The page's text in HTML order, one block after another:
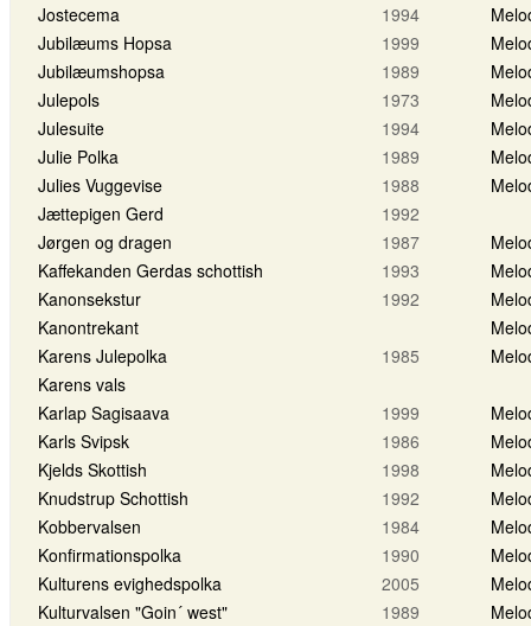
Jostecema
1994
Jubilæums Hopsa
1999
Jubilæumshopsa
1989
Julepols
1973
Julesuite
1994
Julie Polka
1989
Julies Vuggevise
1988
Jættepigen Gerd
1992
Jørgen og dragen
1987
Kaffekanden Gerdas schottish
1993
Kanonsekstur
1992
Kanontrekant
Karens Julepolka
1985
Karens vals
Karlap Sagisaava
1999
Karls Svipsk
1986
Kjelds Skottish
1998
Knudstrup Schottish
1992
Kobbervalsen
1984
Konfirmationspolka
1990
Kulturens evighedspolka
2005
Kulturvalsen "Goin´ west"
1989